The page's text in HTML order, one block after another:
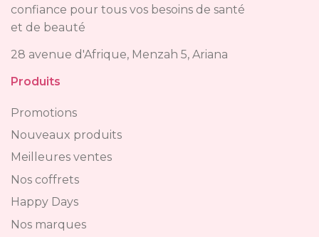
confiance pour tous vos besoins de santé
et de beauté
28 avenue d'Afrique, Menzah 5, Ariana
Produits
Promotions
Nouveaux produits
Meilleures ventes
Nos coffrets
Happy Days
Nos marques